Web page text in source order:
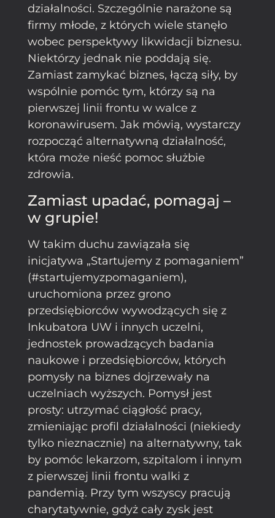
działalności. Szczególnie narażone są
firmy młode, z których wiele stanęło
wobec perspektywy likwidacji biznesu.
Niektórzy jednak nie poddają się.
Zamiast zamykać biznes, łączą siły, by
wspólnie pomóc tym, którzy są na
pierwszej linii frontu w walce z
koronawirusem. Jak mówią, wystarczy
rozpocząć alternatywną działalność,
która może nieść pomoc służbie
zdrowia.
Zamiast upadać, pomagaj –
w grupie!
W takim duchu zawiązała się
inicjatywa „Startujemy z pomaganiem”
(#startujemyzpomaganiem),
uruchomiona przez grono
przedsiębiorców wywodzących się z
Inkubatora UW i innych uczelni,
jednostek prowadzących badania
naukowe i przedsiębiorców, których
pomysły na biznes dojrzewały na
uczelniach wyższych. Pomysł jest
prosty: utrzymać ciągłość pracy,
zmieniając profil działalności (niekiedy
tylko nieznacznie) na alternatywny, tak
by pomóc lekarzom, szpitalom i innym
z pierwszej linii frontu walki z
pandemią. Przy tym wszyscy pracują
charytatywnie, gdyż cały zysk jest